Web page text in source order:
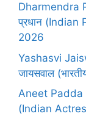
Dharmendra
प्रधान (Indian
2026
Yashasvi
जायसवाल
Aneet Padda
(Indian